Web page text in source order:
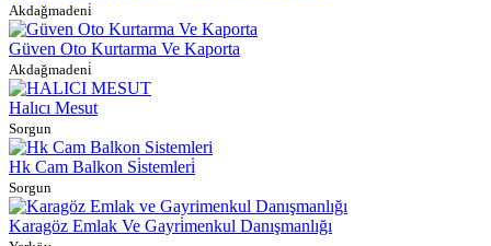
Akdağmadeni̇
Güven Oto Kurtarma Ve Kaporta
Akdağmadeni̇
Halıcı Mesut
Sorgun
Hk Cam Balkon Si̇stemleri̇
Sorgun
Karagöz Emlak Ve Gayri̇menkul Danışmanlığı